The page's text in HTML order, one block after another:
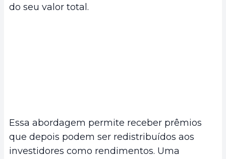
do seu valor total.
Essa abordagem permite receber prêmios
que depois podem ser redistribuídos aos
investidores como rendimentos. Uma